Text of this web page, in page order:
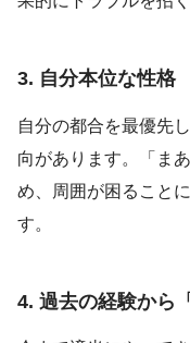
3. 自分本位な性格
自分の都合を最優先
向があります。「ま
め、周囲が困ること
す。
4. 過去の経験から